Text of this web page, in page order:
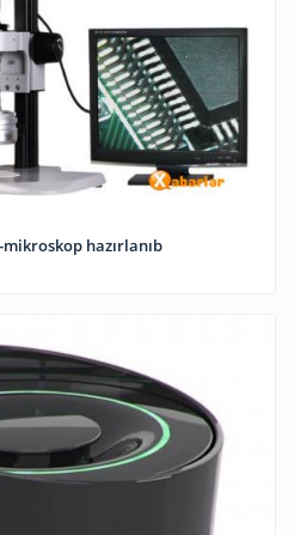
hazırlanıb